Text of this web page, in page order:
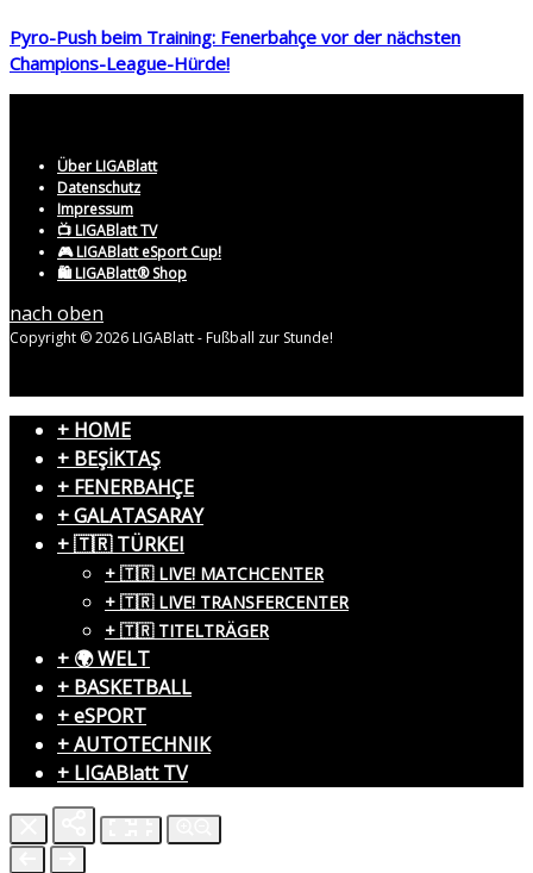
Pyro-Push beim Training: Fenerbahçe vor der nächsten
Champions-League-Hürde!
Über LIGABlatt
Datenschutz
Impressum
📺 LIGABlatt TV
🎮 LIGABlatt eSport Cup!
🛍️ LIGABlatt® Shop
nach oben
Copyright © 2026 LIGABlatt - Fußball zur Stunde!
+ HOME
+ BEŞİKTAŞ
+ FENERBAHÇE
+ GALATASARAY
+ 🇹🇷 TÜRKEI
+ 🇹🇷 LIVE! MATCHCENTER
+ 🇹🇷 LIVE! TRANSFERCENTER
+ 🇹🇷 TITELTRÄGER
+ 🌍 WELT
+ BASKETBALL
+ eSPORT
+ AUTOTECHNIK
+ LIGABlatt TV